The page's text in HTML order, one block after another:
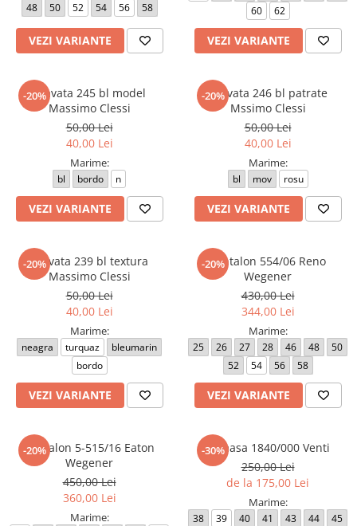
48 50 52 54 56 58
VEZI VARIANTE
60
62
VEZI VARIANTE
-20%
Cravata 245 bl model
Massimo Clessi
50,00 Lei
40,00 Lei
Marime:
bl bordo n
VEZI VARIANTE
-20%
Cravata 246 bl patrate
Mssimo Clessi
50,00 Lei
40,00 Lei
Marime:
bl mov rosu
VEZI VARIANTE
-20%
Cravata 239 bl textura
Massimo Clessi
50,00 Lei
40,00 Lei
Marime:
neagra turquaz
bleumarin
bordo
VEZI VARIANTE
-20%
Pantalon 554/06 Reno
Wegener
430,00 Lei
344,00 Lei
Marime:
25 26 27 28 46 48
50
52
54 56 58
VEZI VARIANTE
-20%
Pantalon 5-515/16 Eaton
Wegener
450,00 Lei
360,00 Lei
Marime:
-30%
Camasa 1840/000 Venti
250,00 Lei
de la 175,00 Lei
Marime:
38 39 40 41 43 44
45